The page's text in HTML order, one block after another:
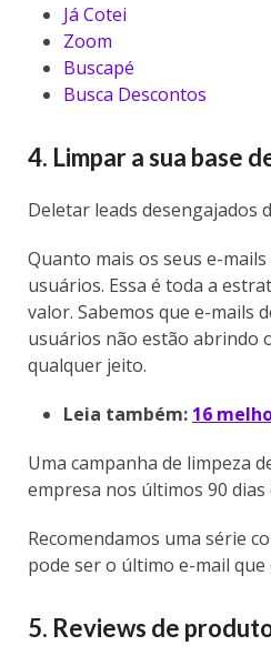
Já Cotei
Zoom
Buscapé
Busca Descontos
4. Limpar a sua base
Deletar leads desengajados
Quanto mais os seus e-
usuários. Essa é toda a
valor. Sabemos que e-mails
usuários não estão abrindo
qualquer jeito.
Leia também: 16
Uma campanha de limpeza
empresa nos últimos 90
Recomendamos uma série
pode ser o último e-mail
5. Reviews de